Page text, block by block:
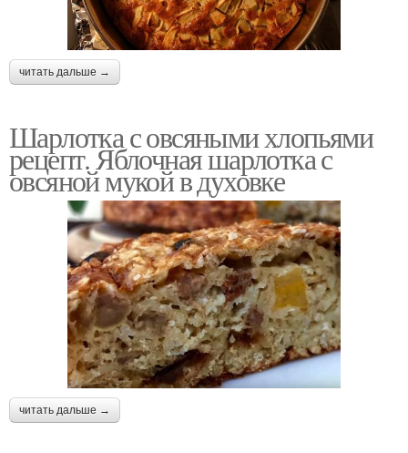
читать дальше →
Шарлотка с овсяными хлопьями
рецепт. Яблочная шарлотка с
овсяной мукой в духовке
читать дальше →